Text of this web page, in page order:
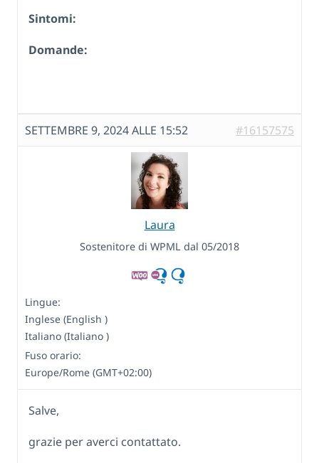
Sintomi:
Domande:
SETTEMBRE 9, 2024 ALLE 15:52 #16157575
Laura
Sostenitore di WPML dal 05/2018
Lingue:
Inglese (English )
Italiano (Italiano )
Fuso orario:
Europe/Rome (GMT+02:00)
Salve,
grazie per averci contattato.